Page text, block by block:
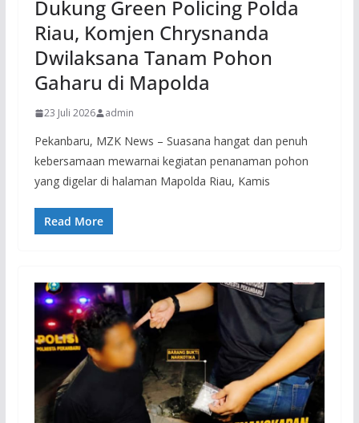
Dukung Green Policing Polda
Riau, Komjen Chrysnanda
Dwilaksana Tanam Pohon
Gaharu di Mapolda
23 Juli 2026 admin
Pekanbaru, MZK News – Suasana hangat dan penuh
kebersamaan mewarnai kegiatan penanaman pohon
yang digelar di halaman Mapolda Riau, Kamis
Read More